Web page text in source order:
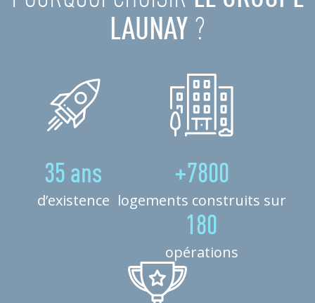
LAUNAY ?
35 ans
d’existence
+7800
logements construits sur
180
opérations